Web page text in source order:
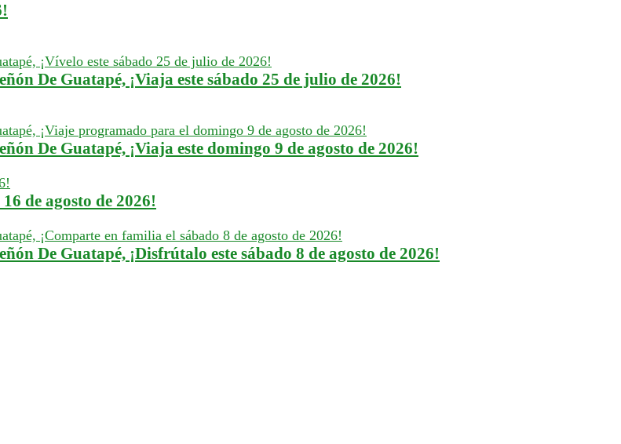
De Guatapé, ¡Viaja este sábado 25 de julio de 2026!
De Guatapé, ¡Viaja este domingo 9 de agosto de 2026!
de agosto de 2026!
De Guatapé, ¡Disfrútalo este sábado 8 de agosto de 2026!